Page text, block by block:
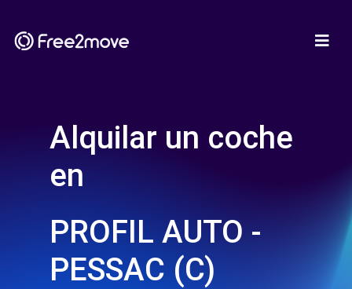
Alquilar un coche
en
PROFIL AUTO -
PESSAC (C)